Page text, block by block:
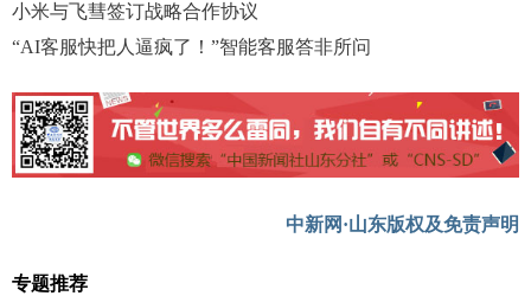
小米与飞彗签订战略合作协议
“AI客服快把人逼疯了！”智能客服答非所问
中新网·山东版权及免责声明
专题推荐